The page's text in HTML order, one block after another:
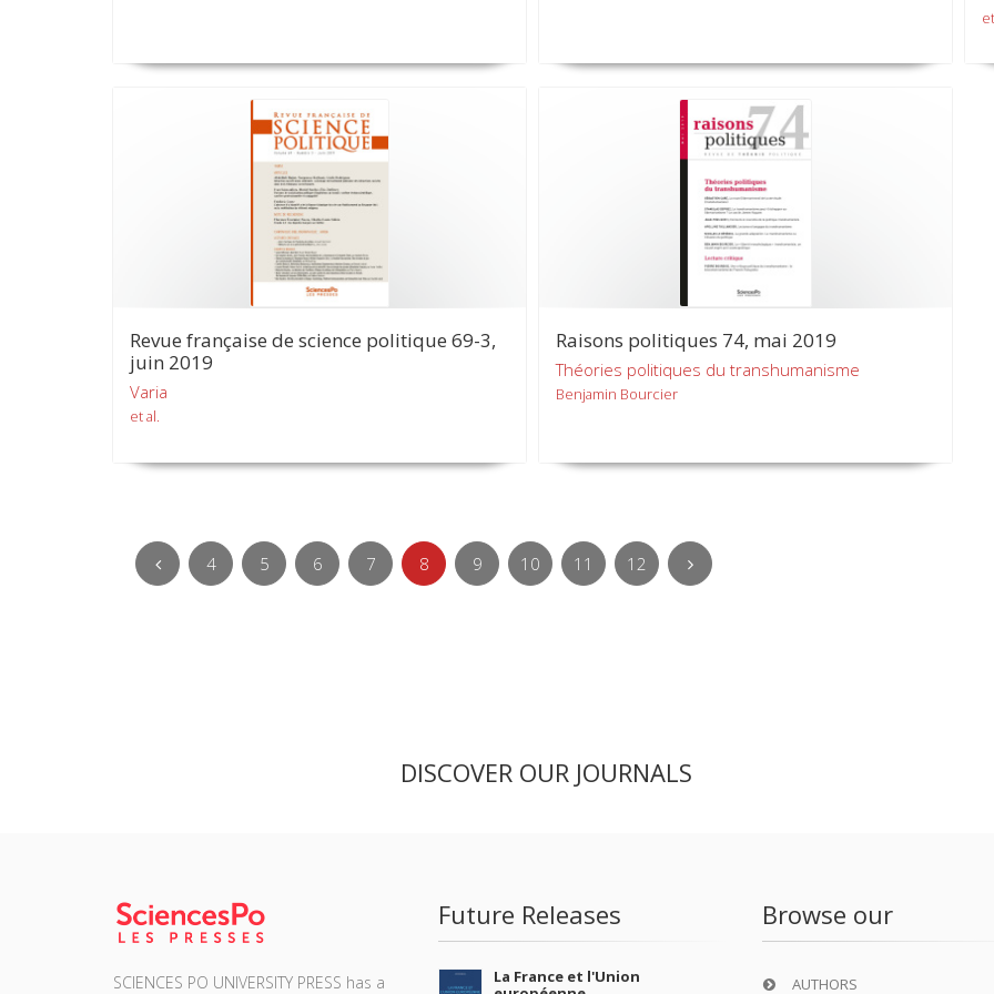
Revue française de science politique 69-3,
juin 2019
Varia
et al.
Raisons politiques 74, mai 2019
Théories politiques du transhumanisme
Benjamin Bourcier
4 5 6 7 8 9 10 11 12
DISCOVER OUR JOURNALS
SCIENCES PO UNIVERSITY PRESS has a
Future Releases
La France et l'Union
Browse our
AUTHORS